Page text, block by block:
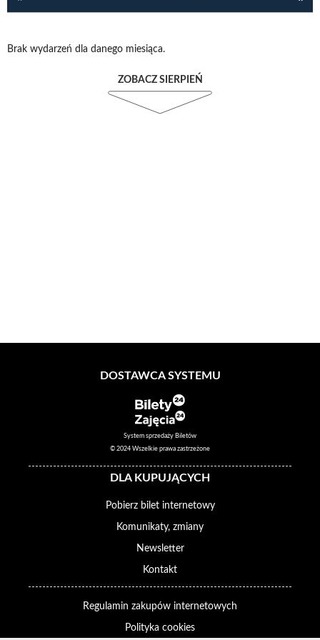
Brak wydarzeń dla danego miesiąca.
ZOBACZ SIERPIEŃ
DOSTAWCA SYSTEMU
System sprzedaży Biletów
© 2024 Wszelkie prawa zastrzeżone
DLA KUPUJĄCYCH
Pobierz bilet internetowy
Komunikaty, zmiany
Newsletter
Kontakt
Regulamin zakupów internetowych
Polityka cookies